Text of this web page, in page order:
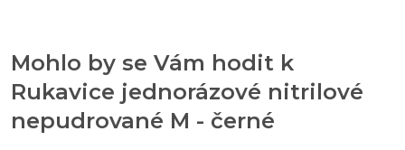
Mohlo by se Vám hodit k
Rukavice jednorázové nitrilové
nepudrované M - černé